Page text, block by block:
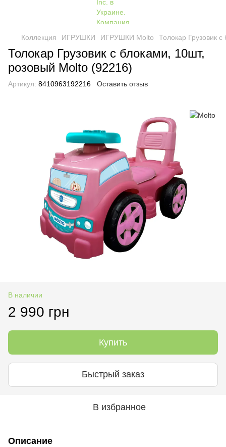
Коллекция ИГРУШКИ ИГРУШКИ Molto Толокар Грузовик
Толокар Грузовик с блоками, 10шт,
розовый Molto (92216)
Артикул: 8410963192216 Оставить отзыв
В наличии
2 990 грн
Купить
Быстрый заказ
В избранное
Описание